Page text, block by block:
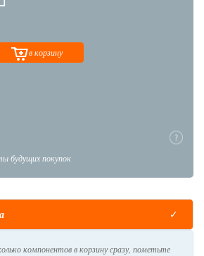
в корзину
будущих покупок
компонентов в корзину сразу, пометьте